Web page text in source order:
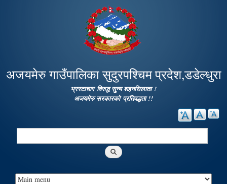
main
content
अजयमेरु गाउँपालिका सुदुरपश्चिम प्रदेश,डडेल्धुरा
भ्रस्टाचार विरुद्ध सुन्य शहनसिलाता !
अजयमेरु सरकारको प्रतिवद्धता !!
Search